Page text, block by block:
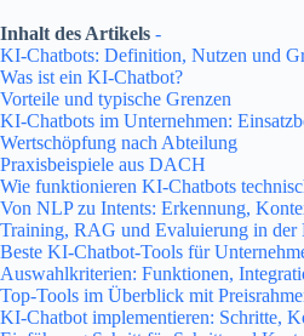
Inhalt des Artikels -
KI-Chatbots: Definition, Nutzen und
Was ist ein KI-Chatbot?
Vorteile und typische Grenzen
KI-Chatbots im Unternehmen:
Wertschöpfung nach Abteilung
Praxisbeispiele aus DACH
Wie funktionieren KI-Chatbots
Von NLP zu Intents: Erkennung,
Training, RAG und Evaluierung in der
Beste KI-Chatbot-Tools für
Auswahlkriterien: Funktionen,
Top-Tools im Überblick mit
KI-Chatbot implementieren: Schritte,